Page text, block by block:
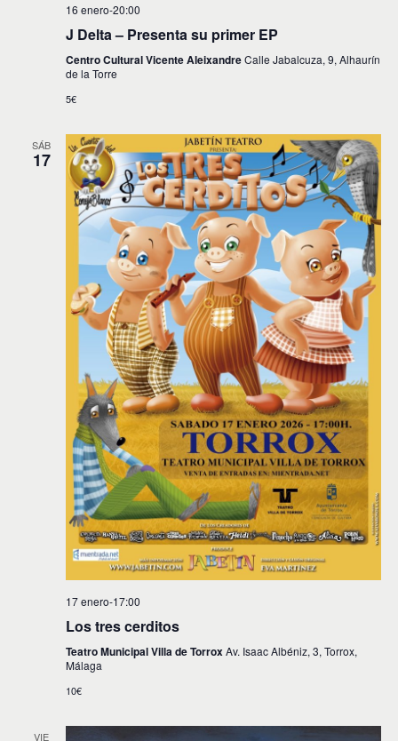
16 enero-20:00
J Delta – Presenta su primer EP
Centro Cultural Vicente AleixandreCalle Jabalcuza, 9, Alhaurín
de la Torre
5€
SÁB
17
17 enero-17:00
Los tres cerditos
Teatro Municipal Villa de TorroxAv. Isaac Albéniz, 3, Torrox,
Málaga
10€
VIE